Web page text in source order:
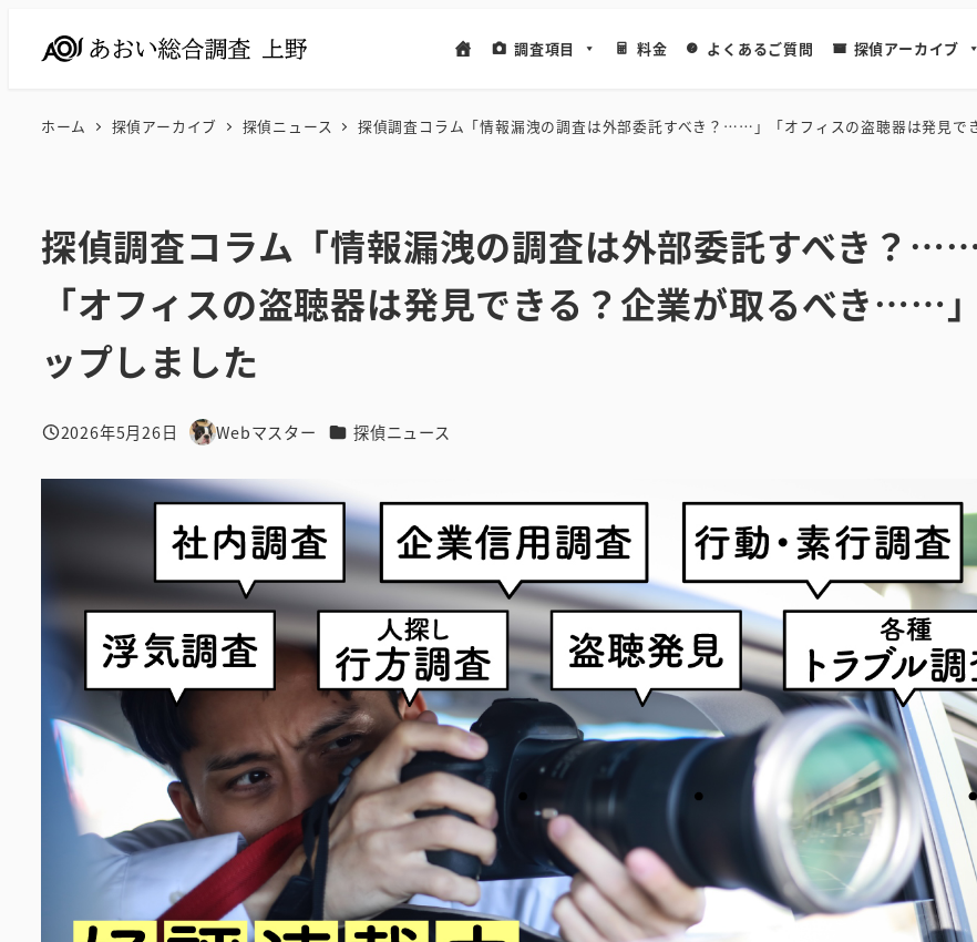
調査項目 料金 よくあるご質問 探偵アーカイブ
ホーム 探偵アーカイブ 探偵ニュース 探偵調査コラム「情報漏洩の調査は外部委託すべき？……」「オフィスの盗聴器は発見
探偵調査コラム「情報漏洩の調査は外部委託すべき？……
「オフィスの盗聴器は発見できる？企業が取るべき……
ップしました
投稿日
2026年5月26日
著
Webマスター カテゴリー
探偵ニュース